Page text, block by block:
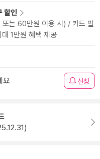
할인
는 60만원 이용 시) / 카드 발
1만원 혜택 제공
요 신청